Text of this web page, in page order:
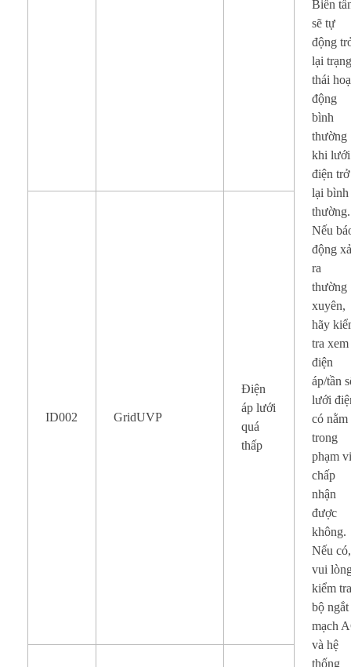
Biến
sẽ tự
động
lại
thái
động
bình
thường
khi lưới
điện trở
lại bình
thường.
Nếu
động
ra
thường
xuyên,
hãy
tra xem
điện
áp/tần
lưới
có nằm
trong
phạm
chấp
nhận
được
không.
Nếu có,
vui
kiểm
bộ ngắt
mạch
và hệ
thống
ID002 GridUVP
Điện
áp lưới
quá
thấp